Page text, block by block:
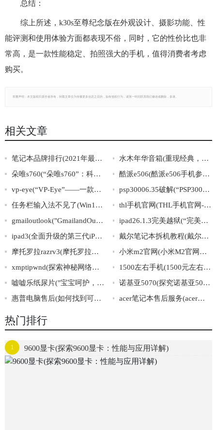
总结：
综上所述，k30s至尊纪念版在外观设计、摄影功能、性
能评测和使用体验方面都表现不俗，同时，它的性价比也非
常高，是一款性能稳定、拍照强大的手机，值得消费者考虑
购买。
郑重声明：本文版权归原作者所有，转载文章仅为传播更多信息之目的，如有侵权行为，请第一时间联系我们修改或删除，多谢。
相关文章
笔记本品牌排行(2021年最新笔记本品牌排行榜出炉，你的选择是否与榜单一致？)
水木年华音箱(重现经典，全面升级！水木年华音箱呈现震撼视听新境界！)
朵唯s760(“朵唯s760”：科技与时尚的完美融合)
酷派e506(酷派e506手机参数详解及性价比评测)
vp-eye(“VP-Eye”——一款专业级视频监控软件)
psp30006.35破解(“PSP30006.35破解”完全攻略)
任务栏输入法不见了(Win10任务栏输入法不见？四种方法轻松解决！)
thl手机官网(THL手机官网-全面了解THL手机产品信息)
gmailoutlook("GmailandOutlook:AComprehensiveComparison")
ipad26.1.3完美越狱(“完美越狱教程：iPad26.1.3轻松越狱”)
ipad3(全面升级的第三代iPad)
戴尔笔记本拆机教程(戴尔笔记本详细拆机操作指南)
摩托罗拉razrv3(摩托罗拉经典智能机：RAZRV3)
小米m2官网(小米M2官网最新资讯及购买指南)
xmptipwnd(探索神秘网络岛屿“xmptipwnd”的秘密世界)
1500左右手机(1500元左右的手机推荐及选购攻略，最新列表必看！)
嘘嘘乐纸尿片("宝宝呵护，选择嘘嘘乐纸尿片，给宝宝最舒适的呵护！")
诺基亚5070(探究诺基亚5070：功能与特点解析)
惠普电脑售后(如何找到可信赖的惠普电脑售后服务？)
acer笔记本售后服务(acer笔记本售后服务：专业解决您的问题)
热门排行
1 9600显卡(探索9600显卡：性能与应用详解)